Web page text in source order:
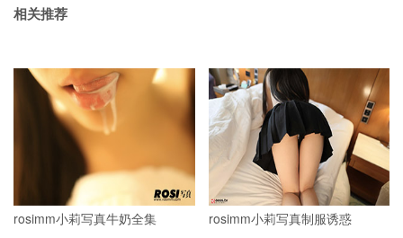
相关推荐
rosimm小莉写真牛奶全集 rosimm小莉写真制服诱惑